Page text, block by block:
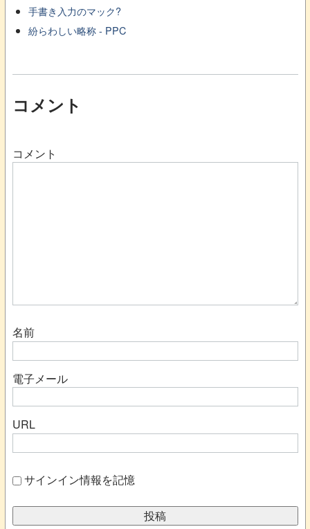
手書き入力のマック?
紛らわしい略称 - PPC
コメント
コメント
名前
電子メール
URL
サインイン情報を記憶